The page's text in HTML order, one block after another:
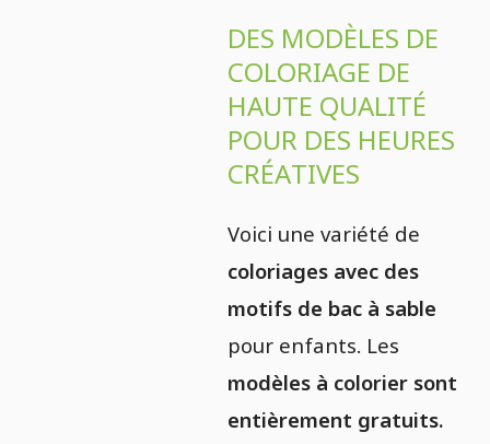
DES MODÈLES DE
COLORIAGE DE
HAUTE QUALITÉ
POUR DES HEURES
CRÉATIVES
Voici une variété de
coloriages avec des
motifs de bac à sable
pour enfants. Les
modèles à colorier sont
entièrement gratuits.